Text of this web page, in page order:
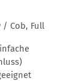
/ Cob, Full